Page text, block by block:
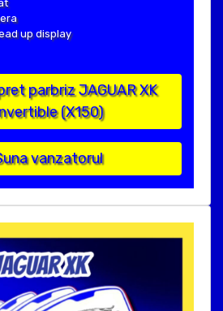
up display
parbriz JAGUAR XK
(X150)
vanzatorul